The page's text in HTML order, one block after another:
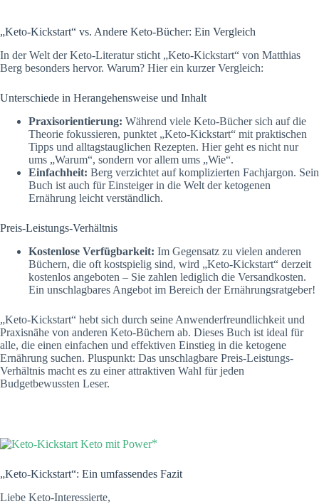
„Keto-Kickstart“ vs. Andere Keto-Bücher: Ein Vergleich
In der Welt der Keto-Literatur sticht „Keto-Kickstart“ von Matthias
Berg besonders hervor. Warum? Hier ein kurzer Vergleich:
Unterschiede in Herangehensweise und Inhalt
Praxisorientierung: Während viele Keto-Bücher sich auf die
Theorie fokussieren, punktet „Keto-Kickstart“ mit praktischen
Tipps und alltagstauglichen Rezepten. Hier geht es nicht nur
ums „Warum“, sondern vor allem ums „Wie“.
Einfachheit: Berg verzichtet auf komplizierten Fachjargon. Sein
Buch ist auch für Einsteiger in die Welt der ketogenen
Ernährung leicht verständlich.
Preis-Leistungs-Verhältnis
Kostenlose Verfügbarkeit: Im Gegensatz zu vielen anderen
Büchern, die oft kostspielig sind, wird „Keto-Kickstart“ derzeit
kostenlos angeboten – Sie zahlen lediglich die Versandkosten.
Ein unschlagbares Angebot im Bereich der Ernährungsratgeber!
„Keto-Kickstart“ hebt sich durch seine Anwenderfreundlichkeit und
Praxisnähe von anderen Keto-Büchern ab. Dieses Buch ist ideal für
alle, die einen einfachen und effektiven Einstieg in die ketogene
Ernährung suchen. Pluspunkt: Das unschlagbare Preis-Leistungs-
Verhältnis macht es zu einer attraktiven Wahl für jeden
Budgetbewussten Leser.
„Keto-Kickstart“: Ein umfassendes Fazit
Liebe Keto-Interessierte,